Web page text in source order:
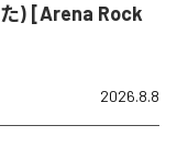
) [Arena Rock
2026.8.8